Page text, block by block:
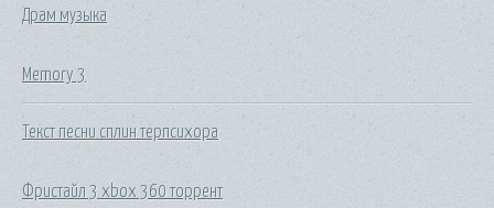
Драм музыка
Memory 3
Текст песни сплин терпсихора
Фристайл 3 xbox 360 торрент